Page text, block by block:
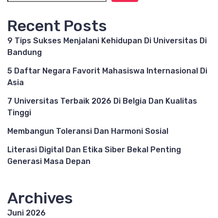
Recent Posts
9 Tips Sukses Menjalani Kehidupan Di Universitas Di
Bandung
5 Daftar Negara Favorit Mahasiswa Internasional Di
Asia
7 Universitas Terbaik 2026 Di Belgia Dan Kualitas
Tinggi
Membangun Toleransi Dan Harmoni Sosial
Literasi Digital Dan Etika Siber Bekal Penting
Generasi Masa Depan
Archives
Juni 2026